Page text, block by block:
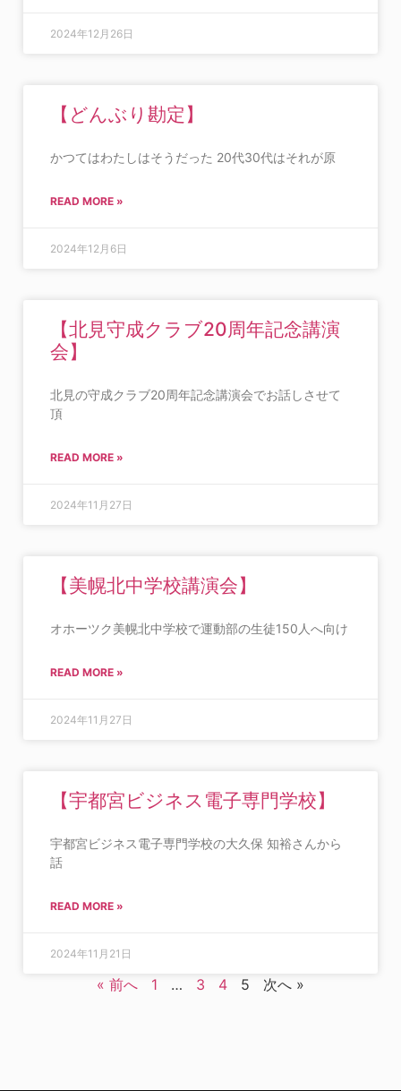
2024年12月26日
【どんぶり勘定】
かつてはわたしはそうだった 20代30代はそれが原
READ MORE »
2024年12月6日
【北見守成クラブ20周年記念講演
会】
北見の守成クラブ20周年記念講演会でお話しさせて
頂
READ MORE »
2024年11月27日
【美幌北中学校講演会】
オホーツク美幌北中学校で運動部の生徒150人へ向け
READ MORE »
2024年11月27日
【宇都宮ビジネス電子専門学校】
宇都宮ビジネス電子専門学校の大久保 知裕さんから
話
READ MORE »
2024年11月21日
« 前へ 1 … 3 4 5 次へ »